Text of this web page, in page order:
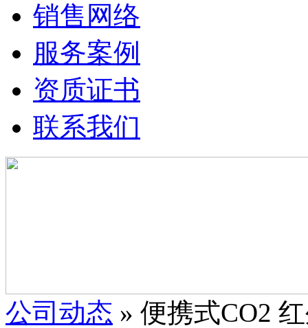
销售网络
服务案例
资质证书
联系我们
公司动态 » 便携式CO2